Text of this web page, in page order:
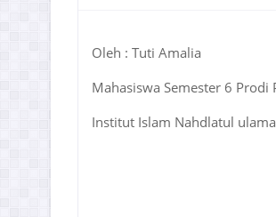
Oleh : Tuti Amalia
Mahasiswa Semester 6 Prodi
Institut Islam Nahdlatul